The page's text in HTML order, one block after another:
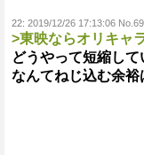
22: 2019/12/26 17:13:06
>東映ならオリキャ
どうやって短縮し
なんてねじ込む余裕